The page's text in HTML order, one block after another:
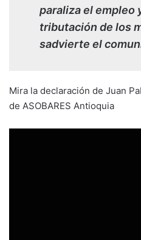
paraliza el empleo
tributación de los
sadvierte el
Mira la declaración de Juan
de ASOBARES Antioquia